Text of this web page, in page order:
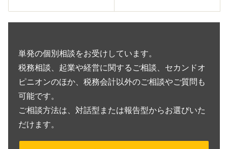
単発の個別相談をお受けしています。
税務相談、起業や経営に関するご相談、セカンドオ
ピニオンのほか、税務会計以外のご相談やご質問も
可能です。
ご相談方法は、対話型または報告型からお選びいた
だけます。